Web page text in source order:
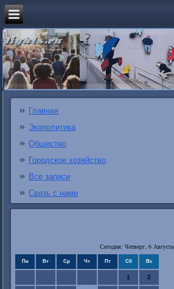
Главная
Экополитика
Общество
Городское хозяйство
Все записи
Связь с нами
Сегодня: Четверг, 6 Августа
Пн Вт Ср Чт Пт Сб Вс
1 2